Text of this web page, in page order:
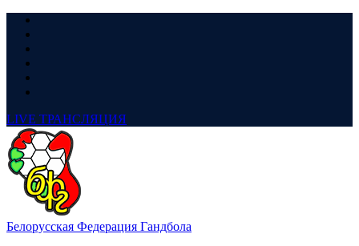
LIVE ТРАНСЛЯЦИЯ
Белорусская Федерация Гандбола